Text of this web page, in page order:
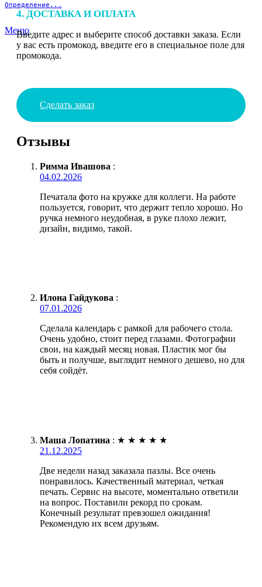
Определение...
Меню
4. ДОСТАВКА И ОПЛАТА
Введите адрес и выберите способ доставки заказа. Если
у вас есть промокод, введите его в специальное поле для
промокода.
Сделать заказ
Отзывы
Римма Ивашова :
04.02.2026
Печатала фото на кружке для коллеги. На работе
пользуется, говорит, что держит тепло хорошо. Но
ручка немного неудобная, в руке плохо лежит,
дизайн, видимо, такой.
Илона Гайдукова :
07.01.2026
Сделала календарь с рамкой для рабочего стола.
Очень удобно, стоит перед глазами. Фотографии
свои, на каждый месяц новая. Пластик мог бы
быть и получше, выглядит немного дешево, но для
себя сойдёт.
Маша Лопатина : ★ ★ ★ ★ ★
21.12.2025
Две недели назад заказала пазлы. Все очень
понравилось. Качественный материал, четкая
печать. Сервис на высоте, моментально ответили
на вопрос. Поставили рекорд по срокам.
Конечный результат превзошел ожидания!
Рекомендую их всем друзьям.